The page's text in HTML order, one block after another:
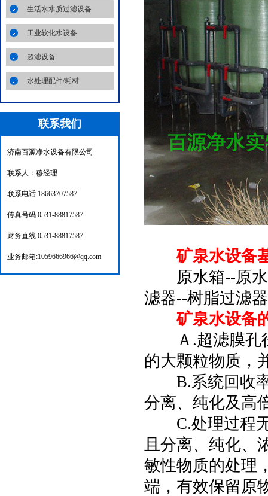
生活水水质过滤设备
工业软化水设备
超滤设备
水处理配件/耗材
联系我们
济南百源净水设备有限公司
联系人：穆经理
联系电话:18663707587
传真号码:0531-88817587
财务直线:0531-88817587
业务邮箱:1059666966@qq.com
矿泉水设备
原水箱--原水
滤器--树脂过滤
矿泉水设备
Ａ.超滤膜孔径
的大颗粒物质，
B.系统回收率
分离、纯化及高
C.处理过程无
且分离、纯化、
敏性物质的处理
端，有效保留原